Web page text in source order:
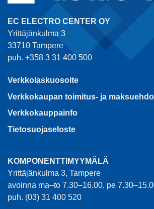
EC ELECTRO CENTER OY
Yrittäjänkulma 3
33710 Tampere
puh. +358 3 31 400 500
Verkkolaskuosoite
Verkkokaupan toimitus- ja
Verkkokauppainfo
Tietosuojaseloste
KOMPONENTTIMYYMÄLÄ
Yrittäjänkulma 3, Tampere
avoinna ma–to 7.30–16.00, pe
puh. (03) 31 400 520